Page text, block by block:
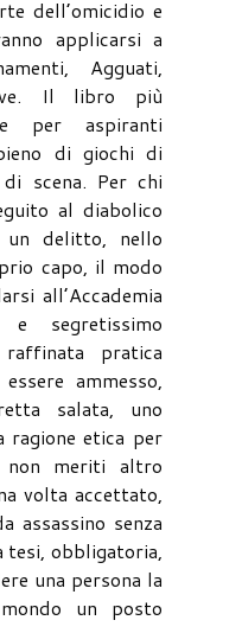
dell’omicidio e
applicarsi a
Agguati,
Il libro più
per aspiranti
di giochi di
scena. Per chi
al diabolico
un delitto, nello
capo, il modo
all’Accademia
e segretissimo
pratica
ammesso,
salata, uno
ragione etica per
non meriti altro
volta accettato,
assassino senza
tesi, obbligatoria,
una persona la
un posto